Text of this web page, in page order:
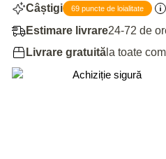
Câștigi 69 puncte de loialitate
Estimare livrare24-72 de
Livrare gratuită la toate